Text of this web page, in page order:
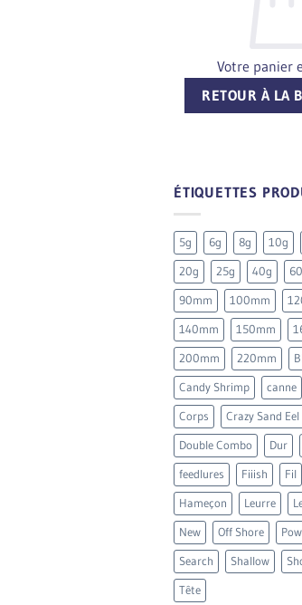
Votre panier
RETOUR À LA
ÉTIQUETTES
5g 6g 8g 10g
20g 25g 40g
90mm 100mm
140mm 150mm
200mm 220mm
Candy Shrimp canne
Corps Crazy Sand Eel
Double Combo Dur
feedlures Fiiish Fil
Hameçon Leurre
New Off Shore
Search Shallow
Tête